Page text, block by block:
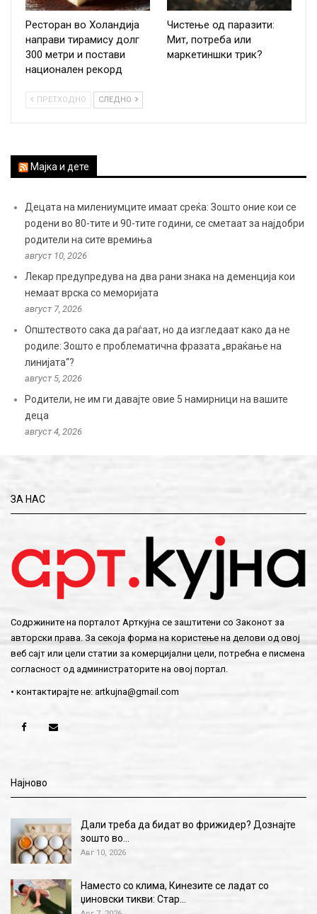
Ресторан во Холандија
направи тирамису долг
300 метри и постави
национален рекорд
Чистење од паразити:
Мит, потреба или
маркетиншки трик?
ПРЕТХОДНО СЛЕДНО
Мајка и дете
Децата на милениумците имаат среќа: Зошто оние кои се
родени во 80-тите и 90-тите години, се сметаат за најдобри
родители на сите времиња
август 10, 2026
Лекар предупредува на два рани знака на деменција кои
немаат врска со меморијата
август 7, 2026
Општеството сака да раѓаат, но да изгледаат како да не
родиле: Зошто е проблематична фразата „враќање на
линијата“?
август 5, 2026
Родители, не им ги давајте овие 5 намирници на вашите
деца
август 4, 2026
ЗА НАС
Содржините на порталот Арткујна се заштитени со Законот за
авторски права. За секоја форма на користење на делови од овој
веб сајт или цели статии за комерцијални цели, потребна е писмена
согласност од администраторите на овој портал.
• контактирајте не: artkujna@gmail.com
Најново
Дали треба да бидат во фрижидер? Дознајте
зошто во…
Авг 10, 2026
Наместо со клима, Кинезите се ладат со
џиновски тикви: Стар…